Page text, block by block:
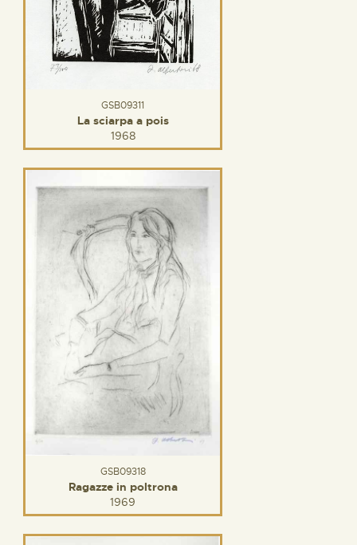
GSB09311
La sciarpa a pois
1968
GSB09318
Ragazze in poltrona
1969